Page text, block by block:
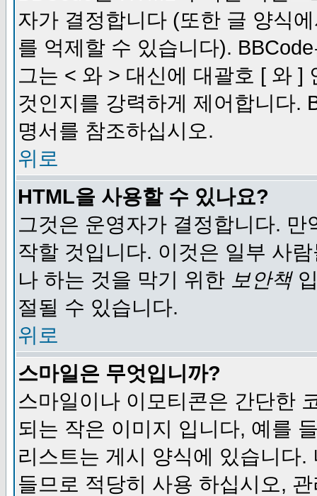
자가 결정합니다 (또한 글 양식
를 억제할 수 있습니다).
그는 < 와 > 대신에 대괄호 [ 와 ]
것인지를 강력하게 제어합니다.
명서를 참조하십시오.
위로
HTML을 사용할 수 있나요?
그것은 운영자가 결정합니다.
작할 것입니다. 이것은 일부 사
나 하는 것을 막기 위한 보안책
절될 수 있습니다.
위로
스마일은 무엇입니까?
스마일이나 이모티콘은 간단한
되는 작은 이미지 입니다, 예를
리스트는 게시 양식에 있습니다
들므로 적당히 사용 하십시오,